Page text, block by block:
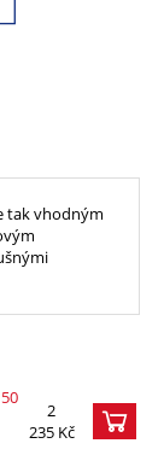
tak vhodným
2
235 Kč